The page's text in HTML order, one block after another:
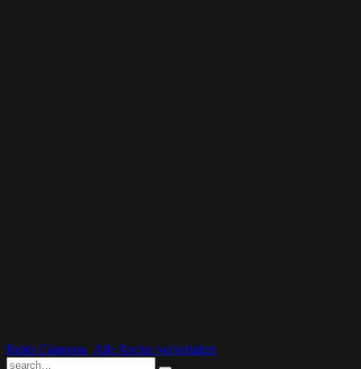
Pablo Cámpora | Alle Rechte vorbehalten